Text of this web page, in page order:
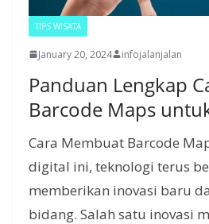
TIPS WISATA
January 20, 2024 infojalanjalan
Panduan Lengkap
Barcode Maps
Cara Membuat Barcode
digital ini, teknologi terus
memberikan inovasi baru
bidang. Salah satu inovasi